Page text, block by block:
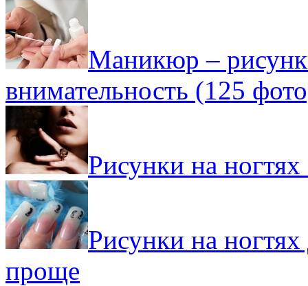
Маникюр –
внимательность (125
Рисунки на
Рисунки на
проще